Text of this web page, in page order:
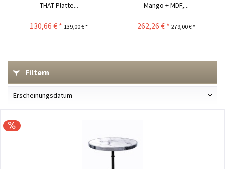
THAT Platte...
130,66 € * 139,00 € *
Mango + MDF,...
262,26 € * 279,00 € *
Filtern